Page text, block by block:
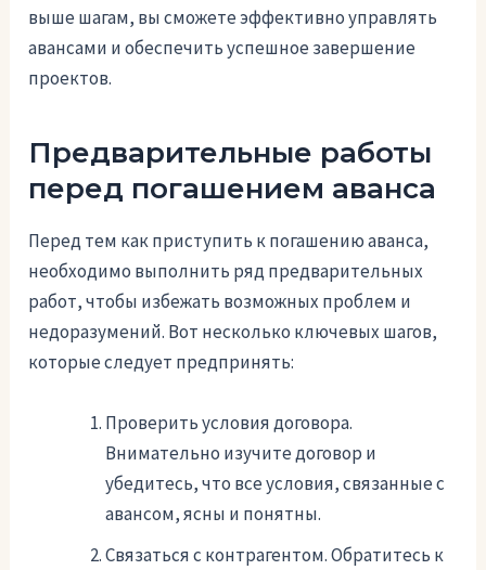
выше шагам, вы сможете эффективно управлять
авансами и обеспечить успешное завершение
проектов.
Предварительные работы
перед погашением аванса
Перед тем как приступить к погашению аванса,
необходимо выполнить ряд предварительных
работ, чтобы избежать возможных проблем и
недоразумений. Вот несколько ключевых шагов,
которые следует предпринять:
Проверить условия договора.
Внимательно изучите договор и
убедитесь, что все условия, связанные с
авансом, ясны и понятны.
Связаться с контрагентом. Обратитесь к